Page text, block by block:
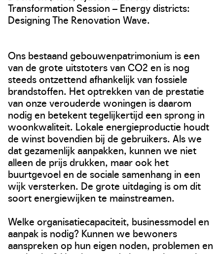
Transformation Session – Energy districts:
Designing The Renovation Wave.
Ons bestaand gebouwenpatrimonium is een
van de grote uitstoters van CO2 en is nog
steeds ontzettend afhankelijk van fossiele
brandstoffen. Het optrekken van de prestatie
van onze verouderde woningen is daarom
nodig en betekent tegelijkertijd een sprong in
woonkwaliteit. Lokale energieproductie houdt
de winst bovendien bij de gebruikers. Als we
dat gezamenlijk aanpakken, kunnen we niet
alleen de prijs drukken, maar ook het
buurtgevoel en de sociale samenhang in een
wijk versterken. De grote uitdaging is om dit
soort energiewijken te mainstreamen.
Welke organisatiecapaciteit, businessmodel en
aanpak is nodig? Kunnen we bewoners
aanspreken op hun eigen noden, problemen en